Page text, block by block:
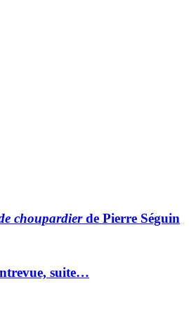
choupardierde Pierre Séguin
suite…